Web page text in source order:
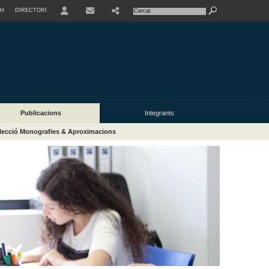
DIRECTORI
Publicacions Integrants
Monografies & Aproximacions